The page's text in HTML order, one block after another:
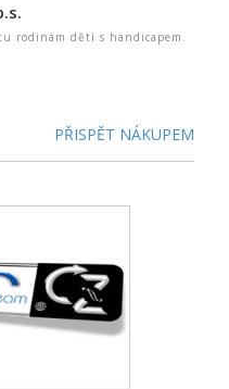
rodinám dětí s handicapem.
PŘISPĚT NÁKUPEM